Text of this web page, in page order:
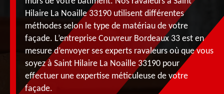
Hilaire La Noaille 33190 utilisent différentes
méthodes selon le type de matériau de votre
façade. L’entreprise Couvreur Bordeaux 33 est en
mesure d’envoyer ses experts ravaleurs où que vous
soyez à Saint Hilaire La Noaille 33190 pour
effectuer une expertise méticuleuse de votre
façade.